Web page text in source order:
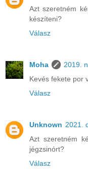
Azt szeretném
készíteni?
Válasz
Moha
2019.
Kevés fekete por
Válasz
Unknown 2021.
Azt szeretném
jégzsinórt?
Válasz